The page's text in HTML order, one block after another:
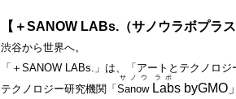
【 ＋SANOW LABs. （サノウラボプラス
渋谷から世界へ。
「＋SANOW LABs.」は、「アートとテクノロ
テクノロジー研究機関「 Sanow
サノウ
Lab
ラボ
s byGMO